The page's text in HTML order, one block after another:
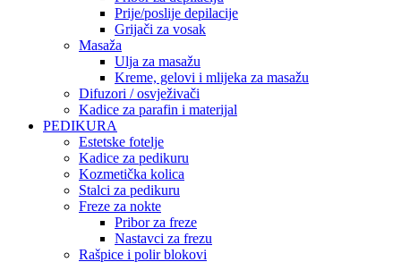
Prije/poslije depilacije
Grijači za vosak
Masaža
Ulja za masažu
Kreme, gelovi i mlijeka za masažu
Difuzori / osvježivači
Kadice za parafin i materijal
PEDIKURA
Estetske fotelje
Kadice za pedikuru
Kozmetička kolica
Stalci za pedikuru
Freze za nokte
Pribor za freze
Nastavci za frezu
Rašpice i polir blokovi